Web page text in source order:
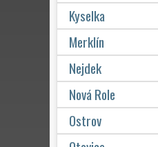
Kyselka
Merklín
Nejdek
Nová Role
Ostrov